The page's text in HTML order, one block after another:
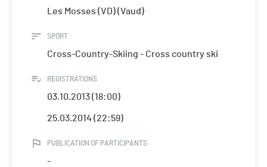
Les Mosses (VD) (Vaud)
SPORT
Cross-Country-Skiing - Cross country ski
REGISTRATIONS
03.10.2013 (18:00)
25.03.2014 (22:59)
PUBLICATION OF PARTICIPANTS
-